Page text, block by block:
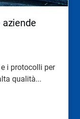
aziende
i protocolli per
qualità...